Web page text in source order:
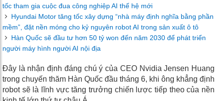
tốc tham gia cuộc đua công nghiệp AI thế hệ mới
Hyundai Motor tăng tốc xây dựng “nhà máy định nghĩa bằng phần
mềm”, đặt nền móng cho kỷ nguyên robot AI trong sản xuất ô tô
Hàn Quốc sẽ đầu tư hơn 50 tỷ won đến năm 2030 để phát triển
người máy hình người AI nội địa
Đây là nhận định đáng chú ý của CEO Nvidia Jensen Huang
trong chuyến thăm Hàn Quốc đầu tháng 6, khi ông khẳng định
robot sẽ là lĩnh vực tăng trưởng chiến lược tiếp theo của nền